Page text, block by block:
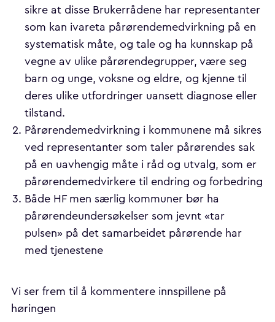
sikre at disse Brukerrådene har representanter
som kan ivareta pårørendemedvirkning på en
systematisk måte, og tale og ha kunnskap på
vegne av ulike pårørendegrupper, være seg
barn og unge, voksne og eldre, og kjenne til
deres ulike utfordringer uansett diagnose eller
tilstand.
Pårørendemedvirkning i kommunene må sikres
ved representanter som taler pårørendes sak
på en uavhengig måte i råd og utvalg, som er
pårørendemedvirkere til endring og forbedring
Både HF men særlig kommuner bør ha
pårørendeundersøkelser som jevnt «tar
pulsen» på det samarbeidet pårørende har
med tjenestene
Vi ser frem til å kommentere innspillene på
høringen